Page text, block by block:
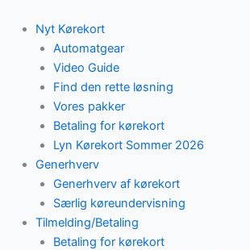
content
Nyt Kørekort
Automatgear
Video Guide
Find den rette løsning
Vores pakker
Betaling for kørekort
Lyn Kørekort Sommer 2026
Generhverv
Generhverv af kørekort
Særlig køreundervisning
Tilmelding/Betaling
Betaling for kørekort